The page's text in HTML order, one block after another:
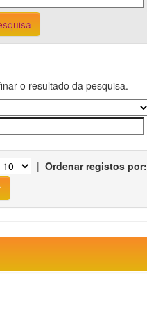
o resultado da pesquisa.
| Ordenar registos por: